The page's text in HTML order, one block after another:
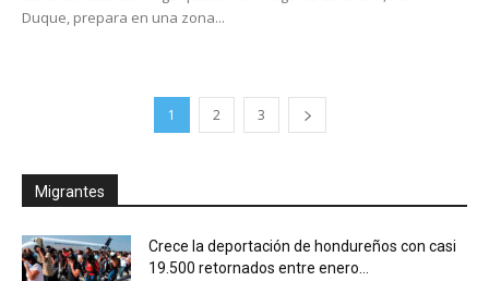
Duque, prepara en una zona...
1 2 3
Migrantes
Crece la deportación de hondureños con casi
19.500 retornados entre enero...